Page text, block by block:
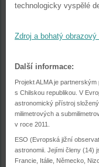
technologicky vyspělé
Zdroj a bohatý obrazový
Další informace:
Projekt ALMA je
s Chilskou republikou. V
astronomický přístroj
milimetrových a
v roce 2011.
ESO (Evropská jižní
astronomii. Jejími členy (14)
Francie, Itálie, Německo,